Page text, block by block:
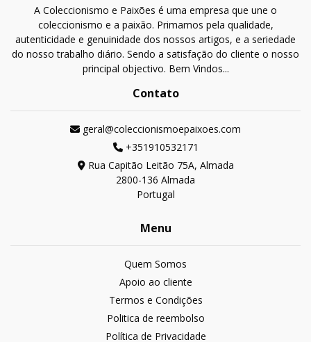
A Coleccionismo e Paixões é uma empresa que une o
coleccionismo e a paixão. Primamos pela qualidade,
autenticidade e genuinidade dos nossos artigos, e a seriedade
do nosso trabalho diário. Sendo a satisfação do cliente o nosso
principal objectivo. Bem Vindos...
Contato
geral@coleccionismoepaixoes.com
+351910532171
Rua Capitão Leitão 75A, Almada
2800-136 Almada
Portugal
Menu
Quem Somos
Apoio ao cliente
Termos e Condições
Politica de reembolso
Política de Privacidade